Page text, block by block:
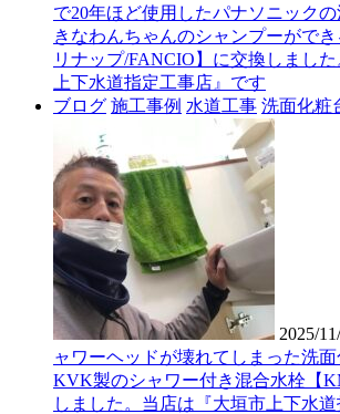
で20年ほど使用したパナソニック
きなわんちゃんのシャンプーがで
リナップ/FANCIO】に交換しまし
上下水道指定工事店』です
ブログ 施工事例 水道工事 洗面化粧
2025/
ャワーヘッドが壊れてしまった洗
KVK製のシャワー付き混合水栓【
しました。当店は『大垣市上下水